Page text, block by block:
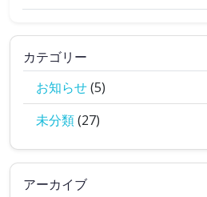
カテゴリー
お知らせ(5)
未分類(27)
アーカイブ